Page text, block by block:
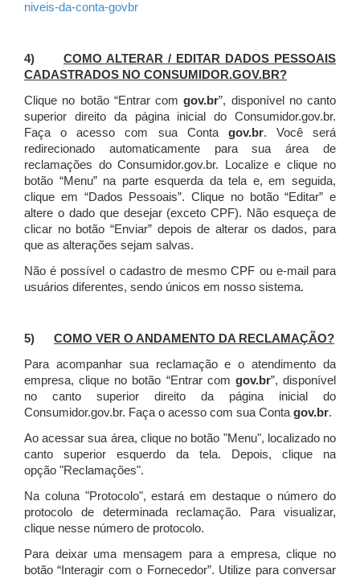
niveis-da-conta-govbr
4) COMO ALTERAR / EDITAR DADOS PESSOAIS
CADASTRADOS NO CONSUMIDOR.GOV.BR?
Clique no botão “Entrar comgov.br”, disponível no canto
superior direito da página inicial do Consumidor.gov.br.
Faça o acesso com sua Conta gov.br. Você será
redirecionado automaticamente para sua área de
reclamações do Consumidor.gov.br.
Localize e clique no
botão “Menu” na parte esquerda da tela e, em seguida,
clique em “Dados Pessoais”. Clique no botão “Editar” e
altere o dado que desejar (exceto CPF). Não esqueça de
clicar no botão “Enviar” depois de alterar os dados, para
que as alterações sejam salvas.
Não é possível o cadastro de mesmo CPF ou e-mail para
usuários diferentes, sendo únicos em nosso sistema.
5) COMO VER O ANDAMENTO DA RECLAMAÇÃO?
Para acompanhar sua reclamação e o atendimento da
empresa, clique no botão “Entrar com gov.br”, disponível
no canto superior direito da página inicial do
Consumidor.gov.br. Faça o acesso com sua Contagov.br.
Ao acessar sua área, clique no botão "Menu", localizado no
canto superior esquerdo da tela. Depois, clique na
opção "Reclamações".
Na coluna "Protocolo", estará em destaque o número do
protocolo de determinada reclamação. Para visualizar,
clique nesse número de protocolo.
Para deixar uma mensagem para a empresa, clique no
botão “Interagir com o Fornecedor”. Utilize para conversar